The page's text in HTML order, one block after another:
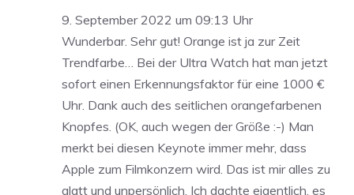
9. September 2022 um 09:13 Uhr
Wunderbar. Sehr gut! Orange ist ja zur Zeit
Trendfarbe… Bei der Ultra Watch hat man jetzt
sofort einen Erkennungsfaktor für eine 1000 €
Uhr. Dank auch des seitlichen orangefarbenen
Knopfes. (OK, auch wegen der Größe :-) Man
merkt bei diesen Keynote immer mehr, dass
Apple zum Filmkonzern wird. Das ist mir alles zu
glatt und unpersönlich. Ich dachte eigentlich, es